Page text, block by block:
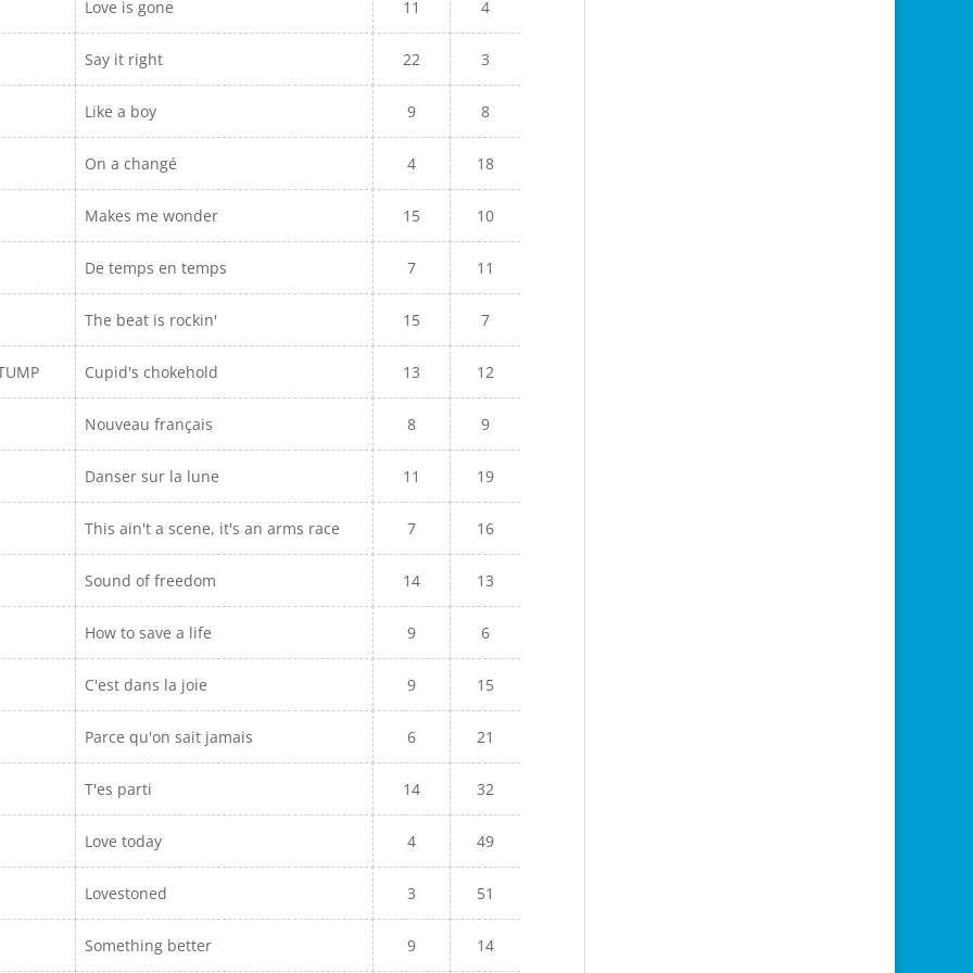
Love is gone 11 4
Say it right 22 3
Like a boy 9 8
On a changé 4 18
Makes me wonder 15 10
De temps en temps 7 11
The beat is rockin' 15 7
Cupid's chokehold 13 12
Nouveau français 8 9
Danser sur la lune 11 19
This ain't a scene, it's an arms race 7 16
Sound of freedom 14 13
How to save a life 9 6
C'est dans la joie 9 15
Parce qu'on sait jamais 6 21
T'es parti 14 32
Love today 4 49
Lovestoned 3 51
Something better 9 14